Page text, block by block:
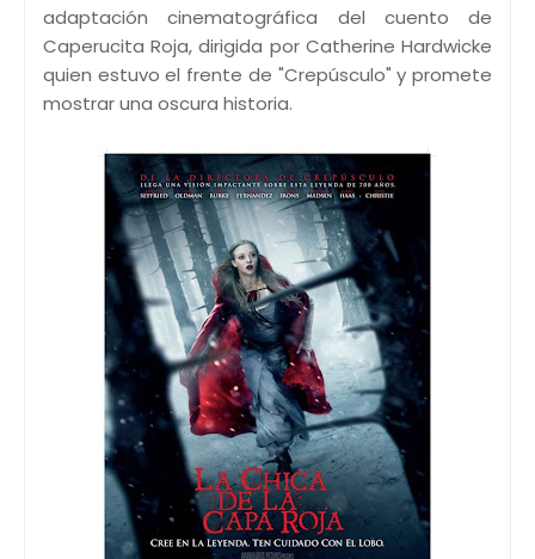
adaptación cinematográfica del cuento de
Caperucita Roja, dirigida por Catherine Hardwicke
quien estuvo el frente de "Crepúsculo" y promete
mostrar una oscura historia.